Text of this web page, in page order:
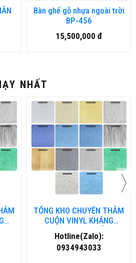
Bàn ghế gỗ nhựa ngoài trời
BP-456
15,500,000 đ
NHẤT
TỔNG KHO CHUYÊN THẢM
CUỘN VINYL KHÁNG
KHUẨN TẠI ĐÀ NẴNG
Hotline(Zalo):
0934943033